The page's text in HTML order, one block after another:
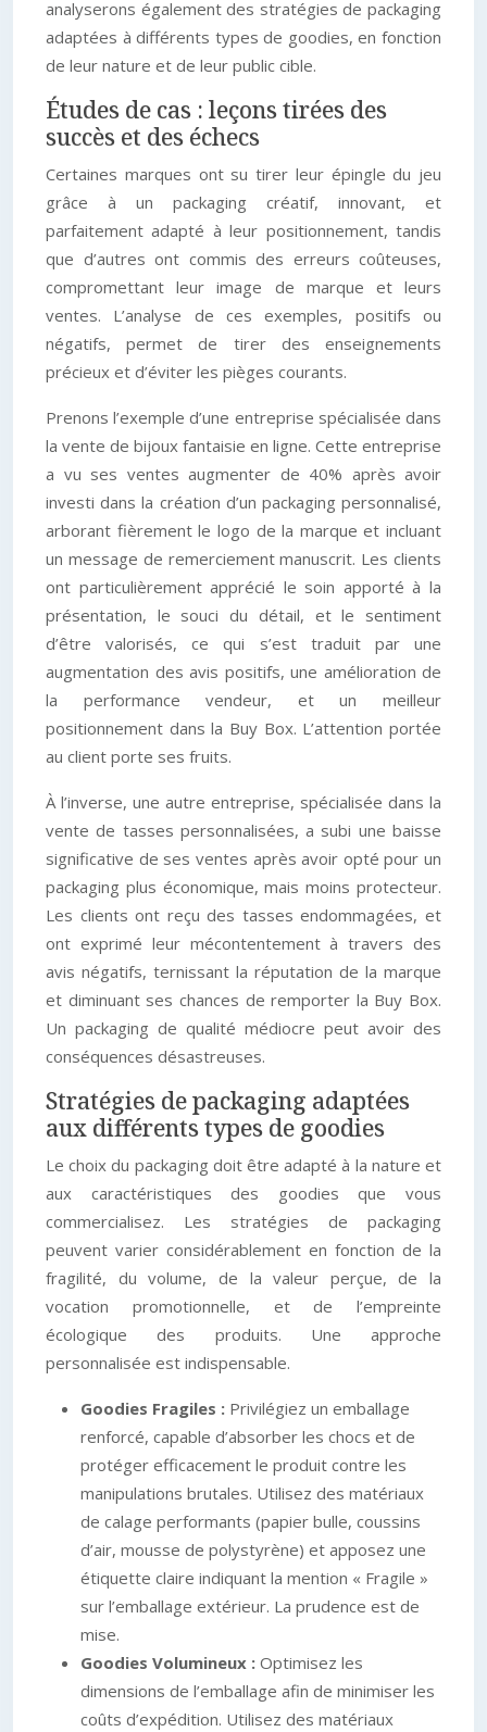
analyserons également des stratégies de packaging
adaptées à différents types de goodies, en fonction
de leur nature et de leur public cible.
Études de cas : leçons tirées des
succès et des échecs
Certaines marques ont su tirer leur épingle du jeu
grâce à un packaging créatif, innovant, et
parfaitement adapté à leur positionnement, tandis
que d’autres ont commis des erreurs coûteuses,
compromettant leur image de marque et leurs
ventes. L’analyse de ces exemples, positifs ou
négatifs, permet de tirer des enseignements
précieux et d’éviter les pièges courants.
Prenons l’exemple d’une entreprise spécialisée dans
la vente de bijoux fantaisie en ligne. Cette entreprise
a vu ses ventes augmenter de 40% après avoir
investi dans la création d’un packaging personnalisé,
arborant fièrement le logo de la marque et incluant
un message de remerciement manuscrit. Les clients
ont particulièrement apprécié le soin apporté à la
présentation, le souci du détail, et le sentiment
d’être valorisés, ce qui s’est traduit par une
augmentation des avis positifs, une amélioration de
la performance vendeur, et un meilleur
positionnement dans la Buy Box. L’attention portée
au client porte ses fruits.
À l’inverse, une autre entreprise, spécialisée dans la
vente de tasses personnalisées, a subi une baisse
significative de ses ventes après avoir opté pour un
packaging plus économique, mais moins protecteur.
Les clients ont reçu des tasses endommagées, et
ont exprimé leur mécontentement à travers des
avis négatifs, ternissant la réputation de la marque
et diminuant ses chances de remporter la Buy Box.
Un packaging de qualité médiocre peut avoir des
conséquences désastreuses.
Stratégies de packaging adaptées
aux différents types de goodies
Le choix du packaging doit être adapté à la nature et
aux caractéristiques des goodies que vous
commercialisez. Les stratégies de packaging
peuvent varier considérablement en fonction de la
fragilité, du volume, de la valeur perçue, de la
vocation promotionnelle, et de l’empreinte
écologique des produits. Une approche
personnalisée est indispensable.
Goodies Fragiles : Privilégiez un emballage
renforcé, capable d’absorber les chocs et de
protéger efficacement le produit contre les
manipulations brutales. Utilisez des matériaux
de calage performants (papier bulle, coussins
d’air, mousse de polystyrène) et apposez une
étiquette claire indiquant la mention « Fragile »
sur l’emballage extérieur. La prudence est de
mise.
Goodies Volumineux : Optimisez les
dimensions de l’emballage afin de minimiser les
coûts d’expédition. Utilisez des matériaux